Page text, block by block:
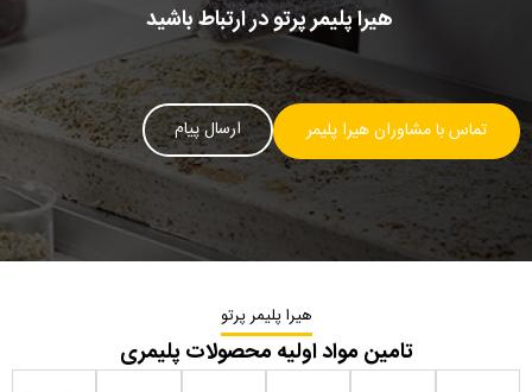
هیرا پلیمر پرتو در ارتباط باشید
تماس با مشاوران هیرا پلیمر ارسال پیام
هیرا پلیمر پرتو
تامین مواد اولیه محصولات پلیمری